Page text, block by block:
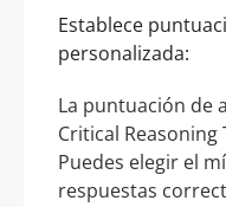
Establece
personalizada:
La puntuación de
Critical Reasoning
Puedes elegir el
respuestas